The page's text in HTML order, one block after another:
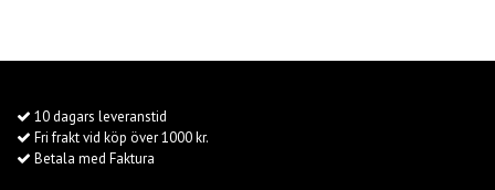
10 dagars leveranstid
Fri frakt vid köp över 1000 kr.
Betala med Faktura